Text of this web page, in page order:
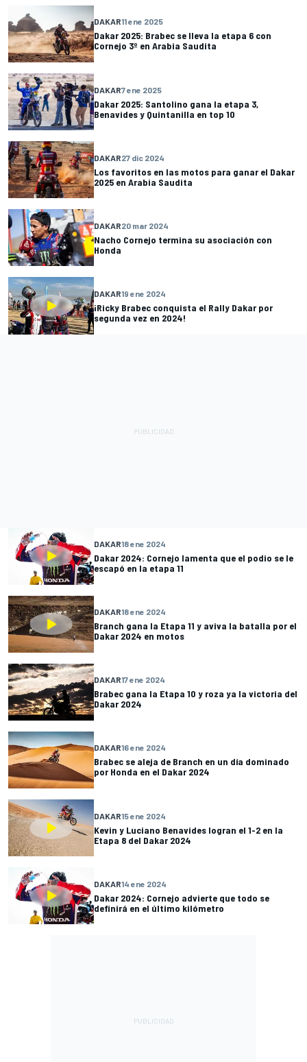
DAKAR11 ene 2025
Dakar 2025: Brabec se lleva la etapa 6 con
Cornejo 3º en Arabia Saudita
DAKAR7 ene 2025
Dakar 2025: Santolino gana la etapa 3,
Benavides y Quintanilla en top 10
DAKAR27 dic 2024
Los favoritos en las motos para ganar el Dakar
2025 en Arabia Saudita
DAKAR20 mar 2024
Nacho Cornejo termina su asociación con
Honda
DAKAR19 ene 2024
¡Ricky Brabec conquista el Rally Dakar por
segunda vez en 2024!
DAKAR18 ene 2024
Dakar 2024: Cornejo lamenta que el podio se le
escapó en la etapa 11
DAKAR18 ene 2024
Branch gana la Etapa 11 y aviva la batalla por el
Dakar 2024 en motos
DAKAR17 ene 2024
Brabec gana la Etapa 10 y roza ya la victoria del
Dakar 2024
DAKAR16 ene 2024
Brabec se aleja de Branch en un día dominado
por Honda en el Dakar 2024
DAKAR15 ene 2024
Kevin y Luciano Benavides logran el 1-2 en la
Etapa 8 del Dakar 2024
DAKAR14 ene 2024
Dakar 2024: Cornejo advierte que todo se
definirá en el último kilómetro